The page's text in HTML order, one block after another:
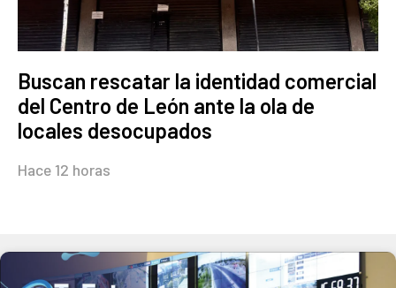
Buscan rescatar la identidad comercial
del Centro de León ante la ola de
locales desocupados
Hace 12 horas